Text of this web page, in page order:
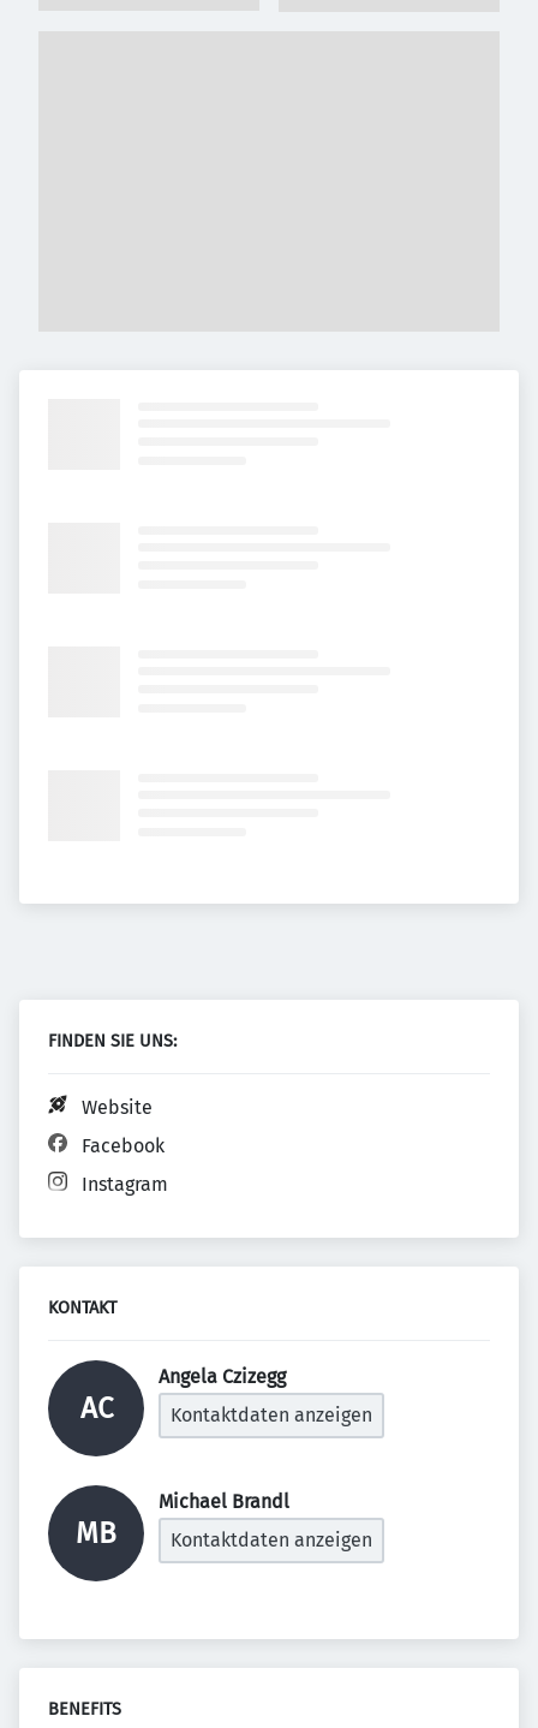
FINDEN SIE UNS:
Website
Facebook
Instagram
KONTAKT
AC
Angela Czizegg
Kontaktdaten anzeigen
MB
Michael Brandl
Kontaktdaten anzeigen
BENEFITS